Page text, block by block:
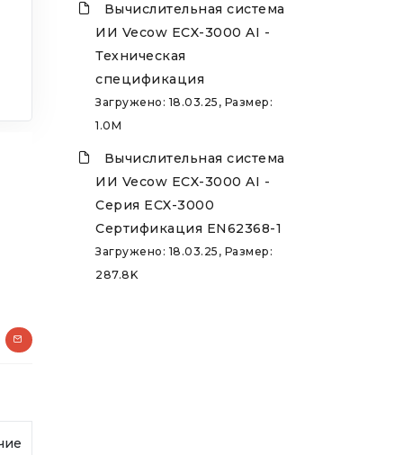
Вычислительная система
ИИ Vecow ECX-3000 AI -
Техническая
спецификация
Загружено: 18.03.25, Размер:
1.0M
Вычислительная система
ИИ Vecow ECX-3000 AI -
Серия ECX-3000
Сертификация EN62368-1
Загружено: 18.03.25, Размер:
287.8K